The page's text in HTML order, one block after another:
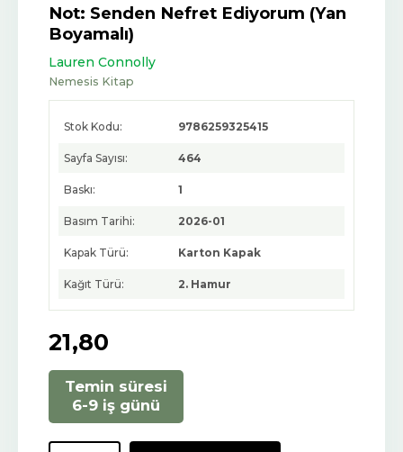
Not: Senden Nefret Ediyorum (Yan
Boyamalı)
Lauren Connolly
Nemesis Kitap
Stok Kodu: 9786259325415
Sayfa Sayısı: 464
Baskı: 1
Basım Tarihi: 2026-01
Kapak Türü: Karton Kapak
Kağıt Türü: 2. Hamur
21,80
Temin süresi
6-9 iş günü